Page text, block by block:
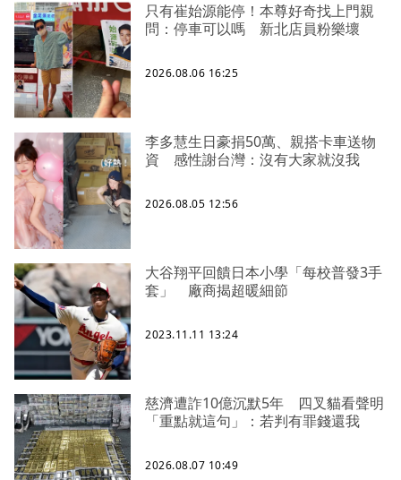
只有崔始源能停！本尊好奇找上門親
問：停車可以嗎 新北店員粉樂壞
2026.08.06 16:25
李多慧生日豪捐50萬、親搭卡車送物
資 感性謝台灣：沒有大家就沒我
2026.08.05 12:56
大谷翔平回饋日本小學「每校普發3手
套」 廠商揭超暖細節
2023.11.11 13:24
慈濟遭詐10億沉默5年 四叉貓看聲明
「重點就這句」：若判有罪錢還我
2026.08.07 10:49